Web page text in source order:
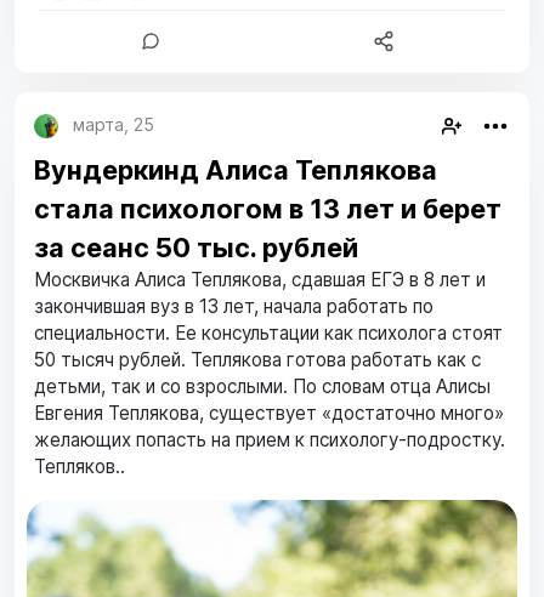
марта, 25
Вундеркинд Алиса Теплякова
стала психологом в 13 лет и берет
за сеанс 50 тыс. рублей
Москвичка Алиса Теплякова, сдавшая ЕГЭ в 8 лет и
закончившая вуз в 13 лет, начала работать по
специальности. Ее консультации как психолога стоят
50 тысяч рублей. Теплякова готова работать как с
детьми, так и со взрослыми. По словам отца Алисы
Евгения Теплякова, существует «достаточно много»
желающих попасть на прием к психологу-подростку.
Тепляков..